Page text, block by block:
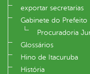
exportar secretarias
Gabinete do Prefeito
Procuradoria
Glossários
Hino de Itacuruba
História